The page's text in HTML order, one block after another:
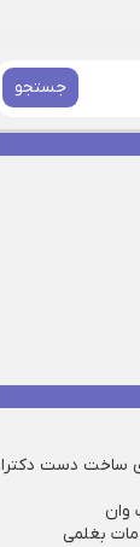
جستجو
ساخت دست دکترا
وان
بغلمی